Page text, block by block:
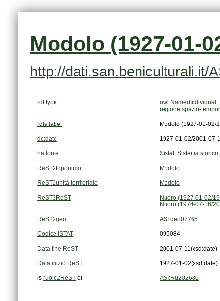
Modolo (1927-01-
http://dati.san.beniculturali.it/
rdf:type
owl:NamedIndividual
regione spazio-
rdfs:label Modolo (1927-01-02/
dc:date 1927-01-02/2001-07-
ha fonte Sistat. Sistema
ReST2toponimo Modolo
ReST2unità territoriale Modolo
ReST3ReST
Nuoro (1927-01-02/
Nuoro (1974-07-16/
ReST2geo ASI:geo07765
Codice ISTAT 095084
Data fine ReST 2001-07-11(xsd:date)
Data inizio ReST 1927-01-02(xsd:date)
is ruolo2ReST of ASI:Ru202680